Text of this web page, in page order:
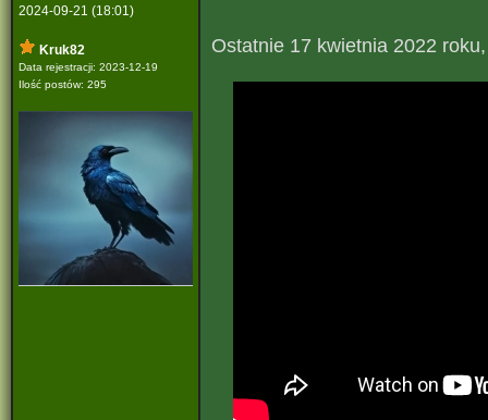
2024-09-21 (18:01)
Kruk82
Data rejestracji: 2023-12-19
Ilość postów: 295
Ostatnie 17 kwietnia 2022